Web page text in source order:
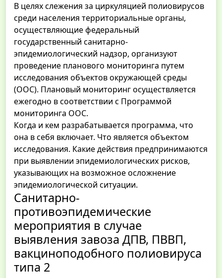
В целях слежения за циркуляцией полиовирусов
среди населения территориальные органы,
осуществляющие федеральный
государственный санитарно-
эпидемиологический надзор, организуют
проведение планового мониторинга путем
исследования объектов окружающей среды
(ООС). Плановый мониторинг осуществляется
ежегодно в соответствии с Программой
мониторинга ООС.
Когда и кем разрабатывается программа, что
она в себя включает. Что является объектом
исследования. Какие действия предпринимаются
при выявлении эпидемиологических рисков,
указывающих на возможное осложнение
эпидемиологической ситуации.
Санитарно-
противоэпидемические
мероприятия в случае
выявления завоза ДПВ, ПВВП,
вакциноподобного полиовируса
типа 2